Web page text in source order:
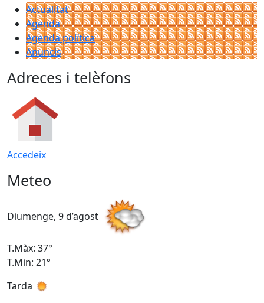
Actualitat
Agenda
Agenda política
Anuncis
Adreces i telèfons
Accedeix
Meteo
Diumenge, 9 d’agost
T.Màx: 37°
T.Min: 21°
Tarda